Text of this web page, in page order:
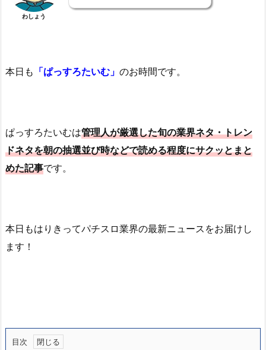
わしょう
本日も 「ぱっすろたいむ」 のお時間です。
ぱっすろたいむは管理人が厳選した旬の業界ネタ・トレン
ドネタを朝の抽選並び時などで読める程度にサクッとまと
めた記事です。
本日もはりきってパチスロ業界の最新ニュースをお届けし
ます！
目次